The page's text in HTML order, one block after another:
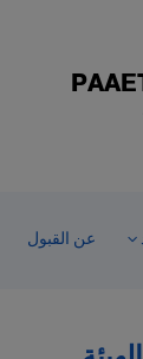
عن القبول